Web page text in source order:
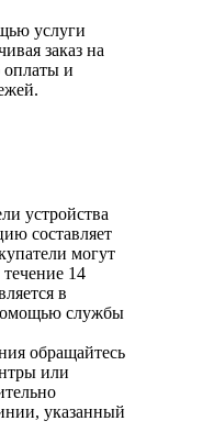
услуги
заказ на
оплаты и
устройства
составляет
могут
14
в
службы
обращайтесь
или
указанный